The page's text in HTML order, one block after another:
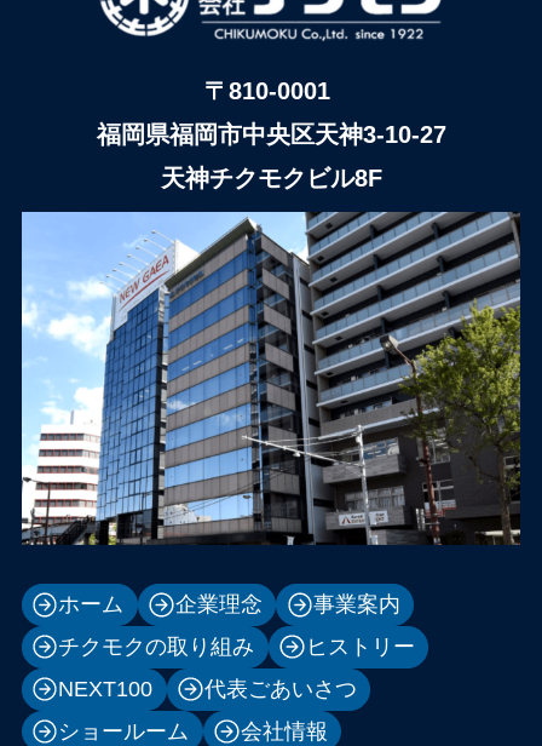
〒810-0001
福岡県福岡市中央区天神3-10-27
天神チクモクビル8F
ホーム 企業理念
事業案内
チクモクの取り組み
ヒストリー
NEXT100
代表ごあいさつ
ショールーム
会社情報